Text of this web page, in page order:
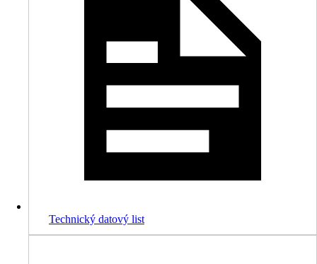
Technický datový list